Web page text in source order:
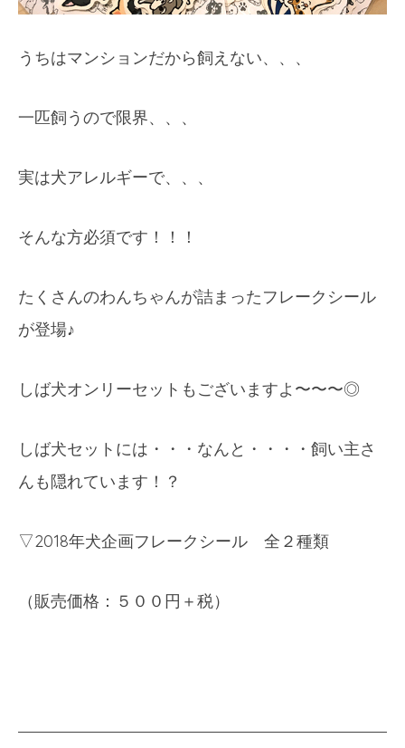
うちはマンションだから飼えない、、、
一匹飼うので限界、、、
実は犬アレルギーで、、、
そんな方必須です！！！
たくさんのわんちゃんが詰まったフレークシール
が登場♪
しば犬オンリーセットもございますよ〜〜〜◎
しば犬セットには・・・なんと・・・・飼い主さ
んも隠れています！？
▽2018年犬企画フレークシール 全２種類
（販売価格：５００円＋税）